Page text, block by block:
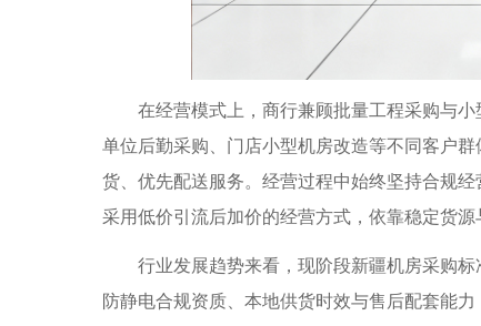
在经营模式上，商行兼顾批量工程采购与小
单位后勤采购、门店小型机房改造等不同客户
货、优先配送服务。经营过程中始终坚持合规
采用低价引流后加价的经营方式，依靠稳定货源
行业发展趋势来看，现阶段新疆机房采购标
防静电合规资质、本地供货时效与售后配套能